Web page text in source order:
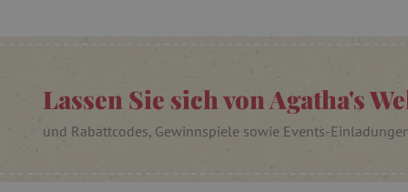
Lassen Sie sich von Agatha's
und Rabattcodes, Gewinnspiele sowie Events-
_sp_ses.ab3e
CookieScriptConsent